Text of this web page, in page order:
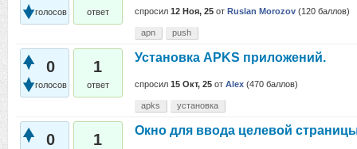
голосов ответ спросил 12 Ноя, 25 от Ruslan Morozov (120 баллов)
apn push
0
голосов
1
ответ
Установка APKS приложений.
спросил 15 Окт, 25 от Alex (470 баллов)
apks установка
0 1
Окно для ввода целевой